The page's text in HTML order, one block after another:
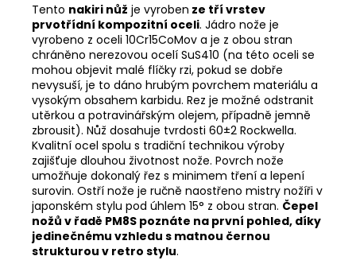
Tento nakiri nůž je vyroben ze tří vrstev
prvotřídní kompozitní oceli. Jádro nože je
vyrobeno z oceli 10Cr15CoMov a je z obou stran
chráněno nerezovou ocelí SuS410 (na této oceli se
mohou objevit malé flíčky rzi, pokud se dobře
nevysuší, je to dáno hrubým povrchem materiálu a
vysokým obsahem karbidu. Rez je možné odstranit
utěrkou a potravinářským olejem, případně jemně
zbrousit). Nůž dosahuje tvrdosti 60±2 Rockwella.
Kvalitní ocel spolu s tradiční technikou výroby
zajišťuje dlouhou životnost nože. Povrch nože
umožňuje dokonalý řez s minimem tření a lepení
surovin. Ostří nože je ručně naostřeno mistry nožíři v
japonském stylu pod úhlem 15° z obou stran. Čepel
nožů v řadě PM8S poznáte na první pohled, díky
jedinečnému vzhledu s matnou černou
strukturou v retro stylu.